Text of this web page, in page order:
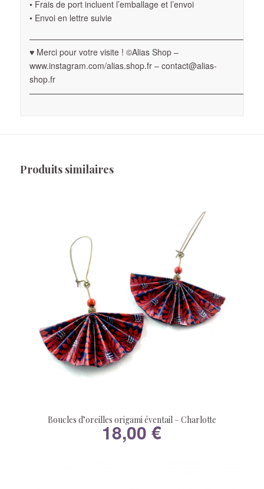
• Frais de port incluent l’emballage et l’envoi
• Envoi en lettre suivie
♥ Merci pour votre visite ! ©Alias Shop –
www.instagram.com/alias.shop.fr – contact@alias-
shop.fr
Produits similaires
Boucles d’oreilles origami éventail – Charlotte
18,00€